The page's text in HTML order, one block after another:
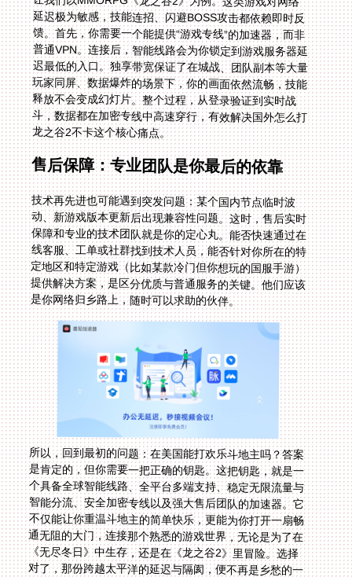
龙之谷2不卡这个核心痛点。
售后保障：专业团队是你最后的依靠
技术再先进也可能遇到突发问题：某个国内节点临时波
动、新游戏版本更新后出现兼容性问题。这时，售后实时
保障和专业的技术团队就是你的定心丸。能否快速通过在
线客服、工单或社群找到技术人员，能否针对你所在的特
定地区和特定游戏（比如某款冷门但你想玩的国服手游）
提供解决方案，是区分优质与普通服务的关键。他们应该
是你网络归乡路上，随时可以求助的伙伴。
所以，回到最初的问题：在美国能打欢乐斗地主吗？答案
是肯定的，但你需要一把正确的钥匙。这把钥匙，就是一
个具备全球智能线路、全平台多端支持、稳定无限流量与
智能分流、安全加密专线以及强大售后团队的加速器。它
不仅能让你重温斗地主的简单快乐，更能为你打开一扇畅
通无阻的大门，连接那个熟悉的游戏世界，无论是为了在
《无尽冬日》中生存，还是在《龙之谷2》里冒险。选择
对了，那份跨越太平洋的延迟与隔阂，便不再是乡愁的一